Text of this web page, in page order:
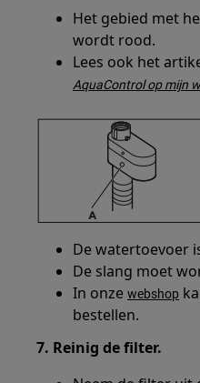
Het gebied met
wordt rood.
Lees ook het
AquaControl op mijn
De watertoevoer
De slang moet
In onzewebshop
bestellen.
7. Reinig de filter.